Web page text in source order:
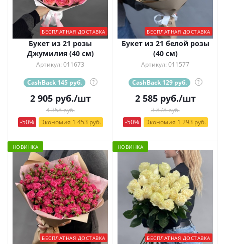
БЕСПЛАТНАЯ ДОСТАВКА
Букет из 21 розы
Джумилия (40 см)
Артикул: 011673
CashBack 145 руб. ?
2 905руб./шт
4 358 руб.
-50%
Экономия 1 453 руб.
БЕСПЛАТНАЯ ДОСТАВКА
Букет из 21 белой розы
(40 см)
Артикул: 011577
CashBack 129 руб. ?
2 585руб./шт
3 878 руб.
-50%
Экономия 1 293 руб.
НОВИНКА
БЕСПЛАТНАЯ ДОСТАВКА
НОВИНКА
БЕСПЛАТНАЯ ДОСТАВКА